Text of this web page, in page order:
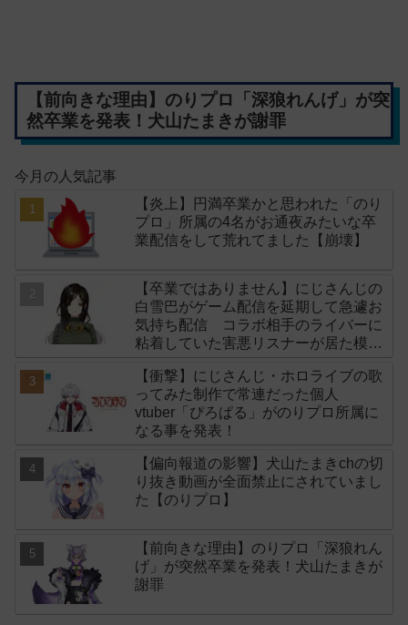
【前向きな理由】のりプロ「深狼れんげ」が突
然卒業を発表！犬山たまきが謝罪
今月の人気記事
【炎上】円満卒業かと思われた「のり
プロ」所属の4名がお通夜みたいな卒
業配信をして荒れてました【崩壊】
【卒業ではありません】にじさんじの
白雪巴がゲーム配信を延期して急遽お
気持ち配信 コラボ相手のライバーに
粘着していた害悪リスナーが居た模様
【衝撃】にじさんじ・ホロライブの歌
ってみた制作で常連だった個人
vtuber「ぴろぱる」がのりプロ所属に
なる事を発表！
【偏向報道の影響】犬山たまきchの切
り抜き動画が全面禁止にされていまし
た【のりプロ】
【前向きな理由】のりプロ「深狼れん
げ」が突然卒業を発表！犬山たまきが
謝罪